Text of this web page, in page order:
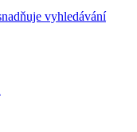
vyhledávání